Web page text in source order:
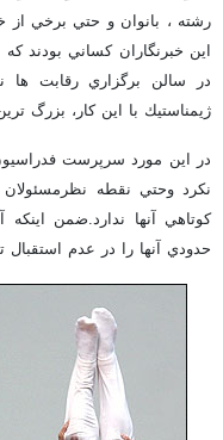
رشته ، بانوان و حتي برخي از
اين خبرنگاران كساني بودند
در سالن برگزاري رقابت
ژيمناستيك با اين كار، بزرگ
در اين مورد سرپرست
نكرد وحتي نقطه
كوتاهي آنها ندارد.ضمن اينكه
حدودي آنها را در عدم استقبال